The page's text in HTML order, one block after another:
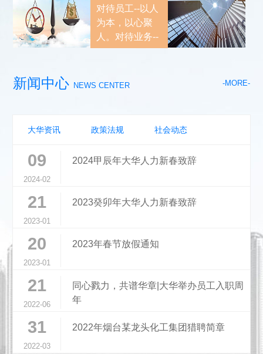
对待员工--以人
为本，以心聚
人。对待业务--
以效求存，以专
双赢。
新闻中心 NEWS CENTER -MORE-
大华资讯 政策法规 社会动态
09
2024-02
2024甲辰年大华人力新春致辞
21
2023-01
2023癸卯年大华人力新春致辞
20
2023-01
2023年春节放假通知
21
2022-06
同心戮力，共谱华章|大华举办员工入职周
年
31
2022-03
2022年烟台某龙头化工集团猎聘简章